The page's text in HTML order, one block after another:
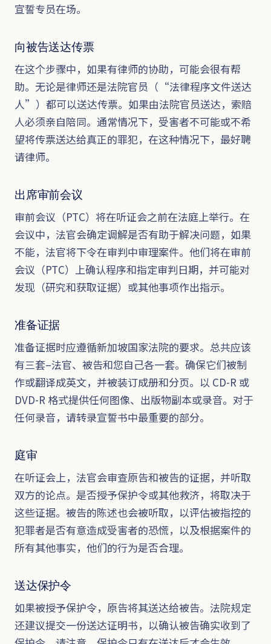
宣誓专员在场。
向被告送达传票
在这个步骤中，如果有律师的协助，可能会很有帮
助。无论是律师还是法院官员（“法律程序文件送达
人”）都可以送达传票。如果由法院官员送达，索赔
人必须亲自陪同。通常情况下，受害者不可能或不希
望将传票送达给真正的罪犯，在这种情况下，最好聘
请律师。
出席审前会议
审前会议（PTC）将在听证会之前在法庭上举行。在
会议中，法官会确定调解是否有助于解决问题，如果
不能，法官将下令在审判中审理案件。他们将在审前
会议（PTC）上确认程序和指定审判日期，并可能对
发现（研究和获取证据）或其他事项作出指示。
准备证据
准备证据时应遵循新加坡国家法院的要求。总共应该
有三套–法官、被告和您自己各一套。确保它们被制
作或翻译成英文，并被装订成册和分页。以 CD-R 或
DVD-R 格式提供任何图像、出版物副本或录音。对于
任何录音，请转录宣誓书中最重要的部分。
庭审
在听证会上，法官会审查原告和被告的证据，并听取
双方的论点。是否授予保护令或其他救济，将取决于
这些证据。被告的陈述也会被听取，以评估被指控的
犯罪者是否有意造成受害者的恐慌，以及根据案件的
所有其他事实，他们的行为是否合理。
送达保护令
如果被授予保护令，原告将其送达给被告。法院规定
还建议提交一份送达证明书，以确认被告确实收到了